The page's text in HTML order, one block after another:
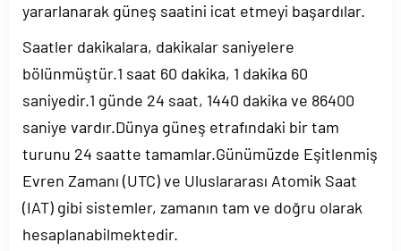
yararlanarak güneş saatini icat etmeyi başardılar.
Saatler dakikalara, dakikalar saniyelere
bölünmüştür.1 saat 60 dakika, 1 dakika 60
saniyedir.1 günde 24 saat, 1440 dakika ve 86400
saniye vardır.Dünya güneş etrafındaki bir tam
turunu 24 saatte tamamlar.Günümüzde Eşitlenmiş
Evren Zamanı (UTC) ve Uluslararası Atomik Saat
(IAT) gibi sistemler, zamanın tam ve doğru olarak
hesaplanabilmektedir.